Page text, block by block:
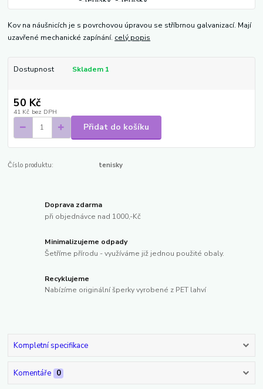
Kov na náušnicích je s povrchovou úpravou se stříbrnou galvanizací. Mají
uzavřené mechanické zapínání. celý popis
Dostupnost Skladem 1
50 Kč
41 Kč bez DPH
Přidat do košíku
Číslo produktu: tenisky
Doprava zdarma
při objednávce nad 1000,-Kč
Minimalizujeme odpady
Šetříme přírodu - využíváme již jednou použité obaly.
Recyklujeme
Nabízíme originální šperky vyrobené z PET lahví
Kompletní specifikace
Komentáře 0